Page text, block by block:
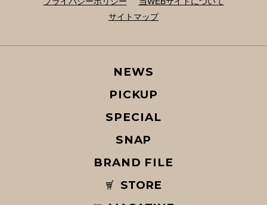
サイトマップ
NEWS
PICKUP
SPECIAL
SNAP
BRAND FILE
STORE